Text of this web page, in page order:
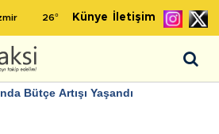
26° Künye İletişim
Bütçe Artışı Yaşandı